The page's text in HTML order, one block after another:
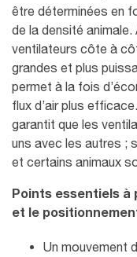
être déterminées en
de la densité animale.
ventilateurs côte à
grandes et plus
permet à la fois
flux d’air plus efficace
garantit que les
uns avec les autres ;
et certains animaux
Points essentiels à
et le
Un mouvement